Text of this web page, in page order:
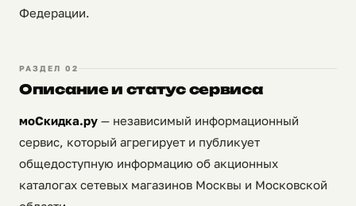
Федерации.
РАЗДЕЛ 02
Описание и статус сервиса
моСкидка.ру — независимый информационный
сервис, который агрегирует и публикует
общедоступную информацию об акционных
каталогах сетевых магазинов Москвы и Московской